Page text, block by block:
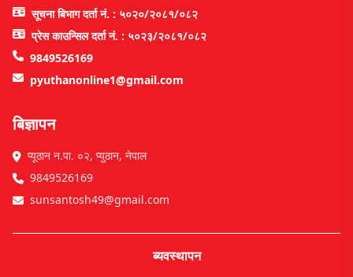
सूचना बिभाग दर्ता नं. : ५०२०/२०८१/०८२
प्रेस काउन्सिल दर्ता नं. : ५०२३/२०८१/०८२
9849526169
pyuthanonline1@gmail.com
बिज्ञापन
प्यूठान न.पा. ०२, प्युठान, नेपाल
9849526169
sunsantosh49@gmail.com
ब्यवस्थापन